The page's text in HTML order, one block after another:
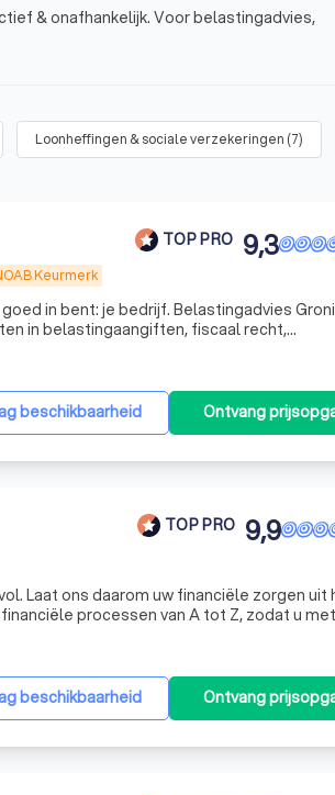
& onafhankelijk. Voor belastingadvies,
Loonheffingen & sociale verzekeringen (7)
TOP PRO
Keurmerk
9,3
in bent: je bedrijf. Belastingadvies
in belastingaangiften, fiscaal recht,
beschikbaarheid Ontvang
TOP PRO 9,9
processen van A tot Z, zodat u
beschikbaarheid Ontvang